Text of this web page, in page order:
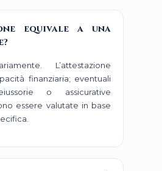
equivale a una
L’attestazione
finanziaria; eventuali
o assicurative
essere valutate in base